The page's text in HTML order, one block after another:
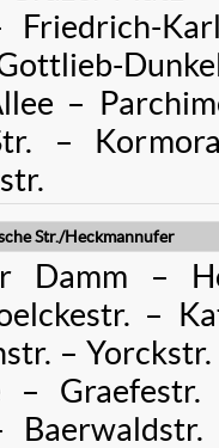
Friedrich-
–
–
Str./Heckmannufer
Damm –
–
–
–